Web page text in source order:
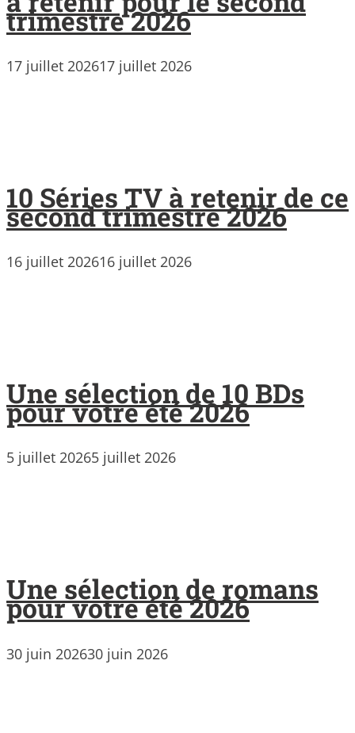
trimestre 2026
17 juillet 202617 juillet 2026
10 Séries TV à retenir de ce
second trimestre 2026
16 juillet 202616 juillet 2026
Une sélection de 10 BDs
pour votre été 2026
5 juillet 20265 juillet 2026
Une sélection de romans
pour votre été 2026
30 juin 202630 juin 2026